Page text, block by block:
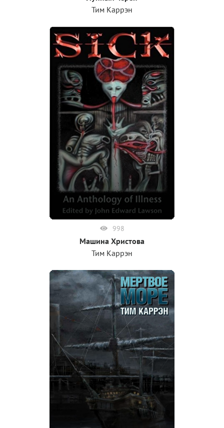
Тим Каррэн
998
Машина Христова
Тим Каррэн